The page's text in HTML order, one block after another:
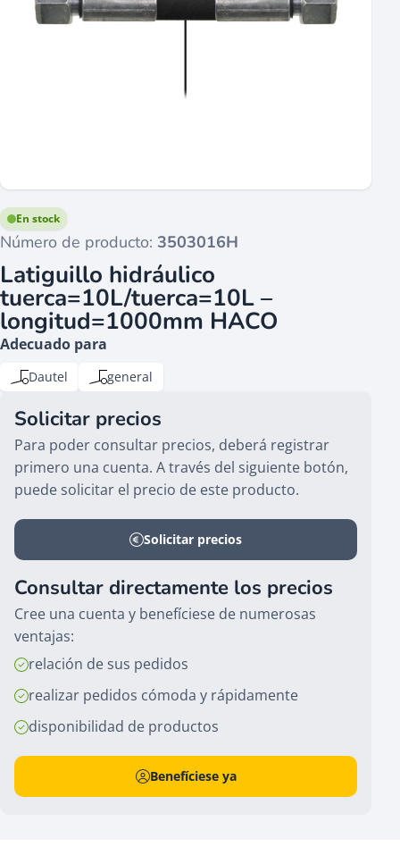
Número de producto: 3503016H
En stock
Latiguillo hidráulico
tuerca=10L/tuerca=10L –
longitud=1000mm HACO
Adecuado para
Dautel general
Solicitar precios
Para poder consultar precios, deberá registrar
primero una cuenta. A través del siguiente botón,
puede solicitar el precio de este producto.
Solicitar precios
Consultar directamente los precios
Cree una cuenta y benefíciese de numerosas
ventajas:
relación de sus pedidos
realizar pedidos cómoda y rápidamente
disponibilidad de productos
Benefíciese ya